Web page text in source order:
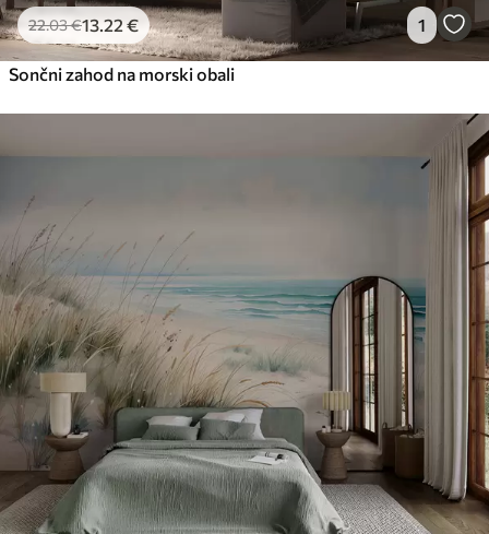
22.03€13.22 € 1
Sončni zahod na morski obali